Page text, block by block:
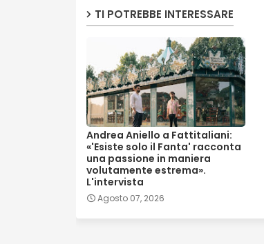
TI POTREBBE INTERESSARE
Andrea Aniello a Fattitaliani:
«'Esiste solo il Fanta' racconta
una passione in maniera
volutamente estrema».
L'intervista
Agosto 07, 2026